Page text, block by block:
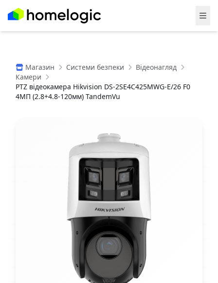
Магазин Системи безпеки
Відеонагляд
Камери
PTZ відеокамера Hikvision DS-2SE4C425MWG-E/26 F0
4МП (2.8+4.8-120мм) TandemVu